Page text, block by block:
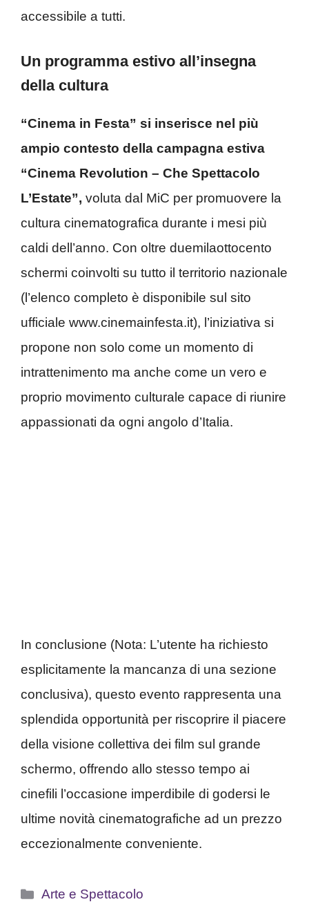
accessibile a tutti.
Un programma estivo all’insegna
della cultura
“Cinema in Festa” si inserisce nel più
ampio contesto della campagna estiva
“Cinema Revolution – Che Spettacolo
L’Estate”, voluta dal MiC per promuovere la
cultura cinematografica durante i mesi più
caldi dell’anno. Con oltre duemilaottocento
schermi coinvolti su tutto il territorio nazionale
(l’elenco completo è disponibile sul sito
ufficiale www.cinemainfesta.it), l’iniziativa si
propone non solo come un momento di
intrattenimento ma anche come un vero e
proprio movimento culturale capace di riunire
appassionati da ogni angolo d’Italia.
In conclusione (Nota: L’utente ha richiesto
esplicitamente la mancanza di una sezione
conclusiva), questo evento rappresenta una
splendida opportunità per riscoprire il piacere
della visione collettiva dei film sul grande
schermo, offrendo allo stesso tempo ai
cinefili l’occasione imperdibile di godersi le
ultime novità cinematografiche ad un prezzo
eccezionalmente conveniente.
Categorie
Arte e Spettacolo